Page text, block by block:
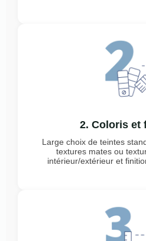
2. Coloris et
Large choix de teintes
textures mates ou
intérieur/extérieur et